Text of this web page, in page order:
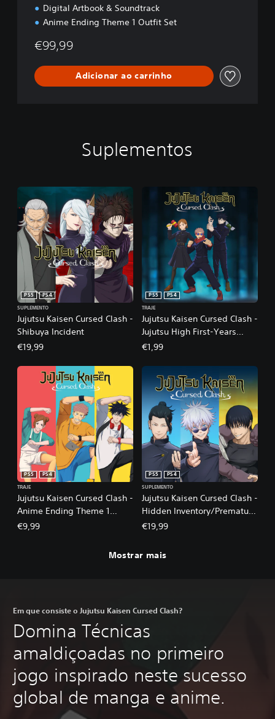
Digital Artbook & Soundtrack
Anime Ending Theme 1 Outfit Set
€99,99
Adicionar ao carrinho
Suplementos
Jujutsu Kaisen Cursed Clash -
Shibuya Incident
PS5
PS4
SUPLEMENTO
€19,99
Jujutsu Kaisen Cursed Clash -
Jujutsu High First-Years
Outfit Set
PS5
PS4
TRAJE
€1,99
Jujutsu Kaisen Cursed Clash -
Anime Ending Theme 1
Outfit Set
PS5
PS4
TRAJE
€9,99
Jujutsu Kaisen Cursed Clash -
Hidden Inventory/Premature
Death
PS5
PS4
SUPLEMENTO
€19,99
Mostrar mais
Em que consiste o Jujutsu Kaisen Cursed Clash?
Domina Técnicas
amaldiçoadas no primeiro
jogo inspirado neste sucesso
global de manga e anime.